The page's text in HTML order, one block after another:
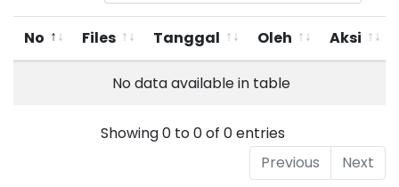
No Files Tanggal Oleh Aksi
No data available in table
Showing 0 to 0 of 0 entries
Previous
Next